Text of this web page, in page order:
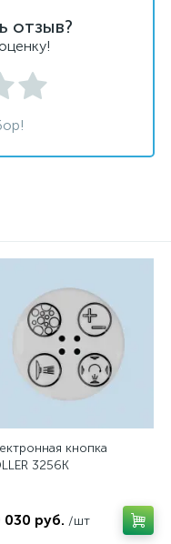
отзыв?
кнопка
3256K
030 руб. /шт